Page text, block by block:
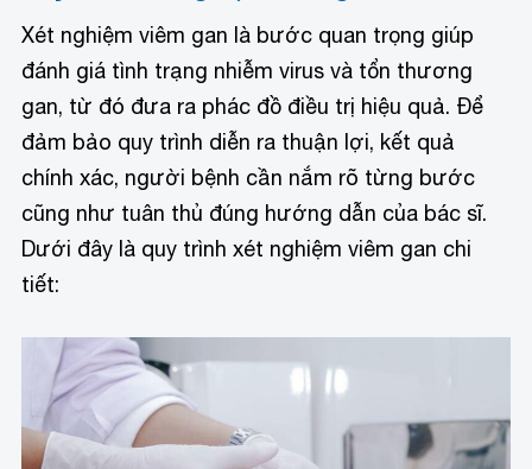
Xét nghiệm viêm gan là bước quan trọng giúp
đánh giá tình trạng nhiễm virus và tổn thương
gan, từ đó đưa ra phác đồ điều trị hiệu quả. Để
đảm bảo quy trình diễn ra thuận lợi, kết quả
chính xác, người bệnh cần nắm rõ từng bước
cũng như tuân thủ đúng hướng dẫn của bác sĩ.
Dưới đây là quy trình xét nghiệm viêm gan chi
tiết: